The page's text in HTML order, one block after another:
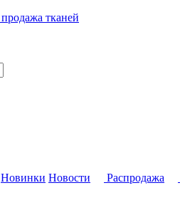
Новинки Новости Распродажа